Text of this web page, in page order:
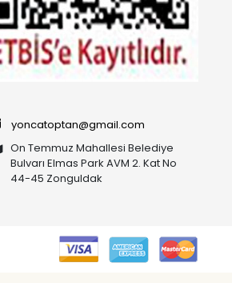
yoncatoptan@gmail.com
On Temmuz Mahallesi Belediye
Bulvarı Elmas Park AVM 2. Kat No
44-45 Zonguldak